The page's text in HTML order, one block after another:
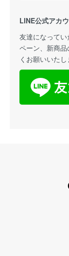
LINE公式アカ
友達になって
ペーン、新商
くお願いいたし